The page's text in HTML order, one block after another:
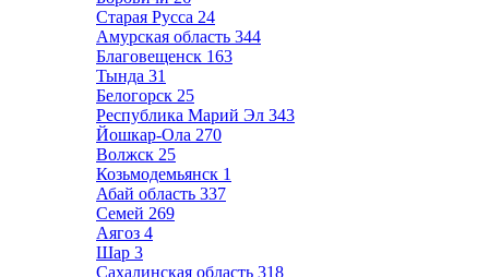
Старая Русса 24
Амурская область 344
Благовещенск 163
Тында 31
Белогорск 25
Республика Марий Эл 343
Йошкар-Ола 270
Волжск 25
Козьмодемьянск 1
Абай область 337
Семей 269
Аягоз 4
Шар 3
Сахалинская область 318